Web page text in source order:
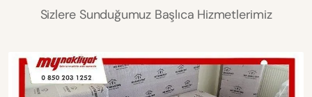
Sizlere Sunduğumuz Başlıca Hizmetlerimiz